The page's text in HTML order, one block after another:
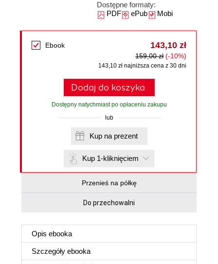
Dostępne formaty:
PDFePubMobi
Ebook 143,10 zł
159,00 zł (-10%)
143,10 zł najniższa cena z 30 dni
Dodaj do koszyka
Dostępny natychmiast po opłaceniu zakupu
lub
Kup na prezent
Kup 1-kliknięciem
Przenieś na półkę
Do przechowalni
Opis ebooka
Szczegóły ebooka